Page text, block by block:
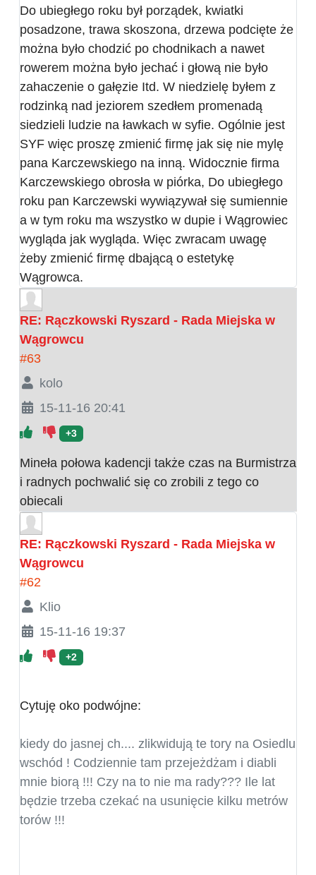
Do ubiegłego roku był porządek, kwiatki
posadzone, trawa skoszona, drzewa podcięte że
można było chodzić po chodnikach a nawet
rowerem można było jechać i głową nie było
zahaczenie o gałęzie Itd. W niedzielę byłem z
rodzinką nad jeziorem szedłem promenadą
siedzieli ludzie na ławkach w syfie. Ogólnie jest
SYF więc proszę zmienić firmę jak się nie mylę
pana Karczewskiego na inną. Widocznie firma
Karczewskiego obrosła w piórka, Do ubiegłego
roku pan Karczewski wywiązywał się sumiennie
a w tym roku ma wszystko w dupie i Wągrowiec
wygląda jak wygląda. Więc zwracam uwagę
żeby zmienić firmę dbającą o estetykę
Wągrowca.
RE: Rączkowski Ryszard - Rada Miejska w
Wągrowcu
#63
kolo
15-11-16 20:41
+3
Mineła połowa kadencji także czas na Burmistrza
i radnych pochwalić się co zrobili z tego co
obiecali
RE: Rączkowski Ryszard - Rada Miejska w
Wągrowcu
#62
Klio
15-11-16 19:37
+2
Cytuję oko podwójne:
kiedy do jasnej ch.... zlikwidują te tory na Osiedlu
wschód ! Codziennie tam przejeżdżam i diabli
mnie biorą !!! Czy na to nie ma rady??? Ile lat
będzie trzeba czekać na usunięcie kilku metrów
torów !!!